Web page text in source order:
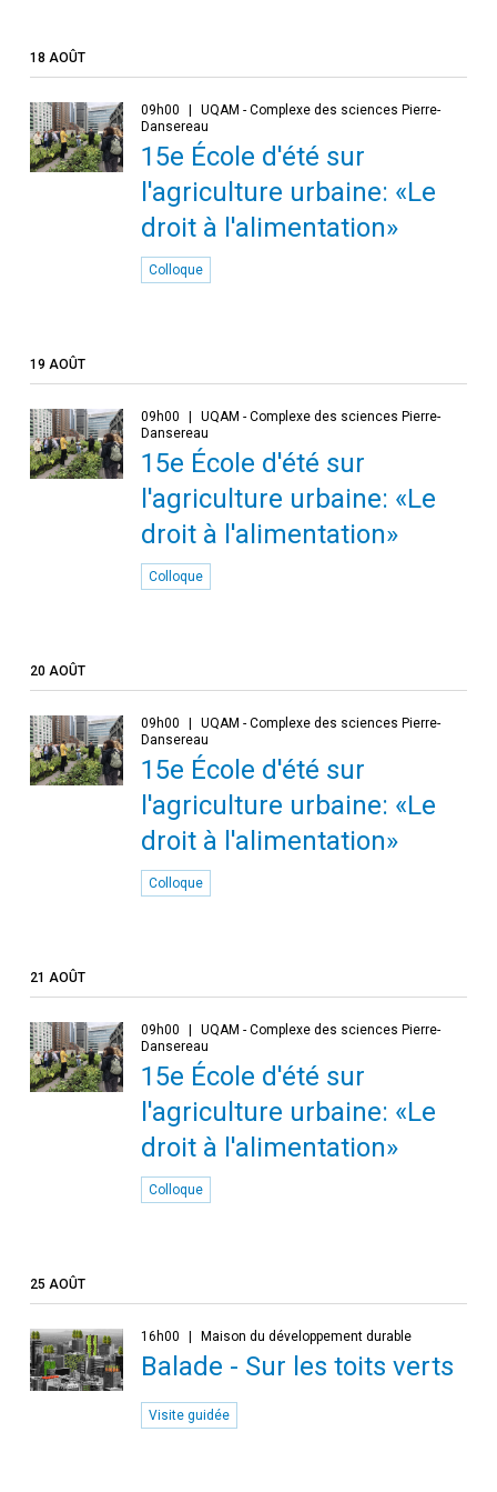
18 AOÛT
09h00
UQAM - Complexe des sciences Pierre-
Dansereau
15e École d'été sur
l'agriculture urbaine: «Le
droit à l'alimentation»
Colloque
19 AOÛT
09h00
UQAM - Complexe des sciences Pierre-
Dansereau
15e École d'été sur
l'agriculture urbaine: «Le
droit à l'alimentation»
Colloque
20 AOÛT
09h00
UQAM - Complexe des sciences Pierre-
Dansereau
15e École d'été sur
l'agriculture urbaine: «Le
droit à l'alimentation»
Colloque
21 AOÛT
09h00
UQAM - Complexe des sciences Pierre-
Dansereau
15e École d'été sur
l'agriculture urbaine: «Le
droit à l'alimentation»
Colloque
25 AOÛT
16h00 Maison du développement durable
Balade - Sur les toits verts
Visite guidée